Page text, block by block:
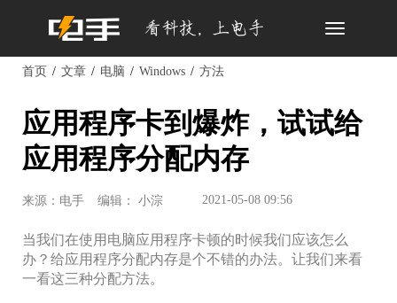
Toggle
首页 文章 电脑 Windows 方法
应用程序卡到爆炸，试试给
应用程序分配内存
来源：电手 编辑： 小淙 2021-05-08 09:56
当我们在使用电脑应用程序卡顿的时候我们应该怎么
办？给应用程序分配内存是个不错的办法。让我们来看
一看这三种分配方法。